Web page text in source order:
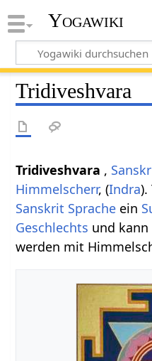
Yogawiki
Tridiveshvara
Tridiveshvara ,
Himmelscherr, (Indra).
Sanskrit Sprache ein
Geschlechts und kann
werden mit